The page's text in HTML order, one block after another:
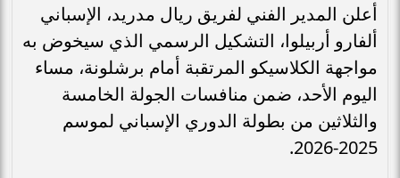
أعلن المدير الفني لفريق ريال مدريد، الإسباني
ألفارو أربيلوا، التشكيل الرسمي الذي سيخوض به
مواجهة الكلاسيكو المرتقبة أمام برشلونة، مساء
اليوم الأحد، ضمن منافسات الجولة الخامسة
والثلاثين من بطولة الدوري الإسباني لموسم
2025-2026.